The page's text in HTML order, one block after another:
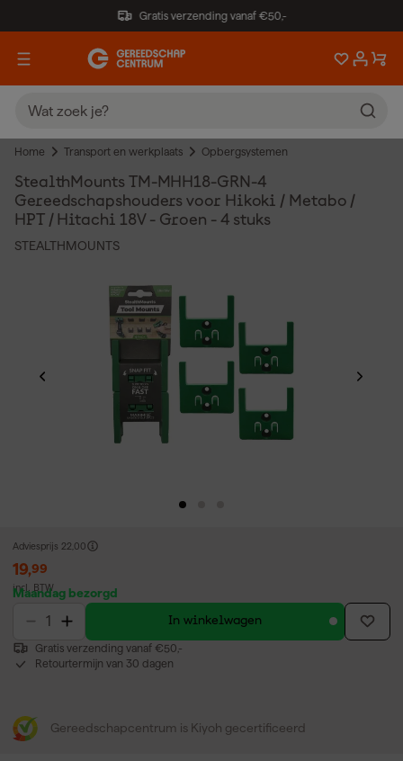
Gratis verzending vanaf €50,-
Home Transport en werkplaats Opbergsystemen
StealthMounts TM-MHH18-GRN-4
Gereedschapshouders voor Hikoki / Metabo /
HPT / Hitachi 18V - Groen - 4 stuks
STEALTHMOUNTS
Adviesprijs 22,00
19,99
incl. BTW
Maandag bezorgd
In winkelwagen
Gratis verzending vanaf €50,-
Retourtermijn van 30 dagen
Gereedschapcentrum is Kiyoh gecertificeerd